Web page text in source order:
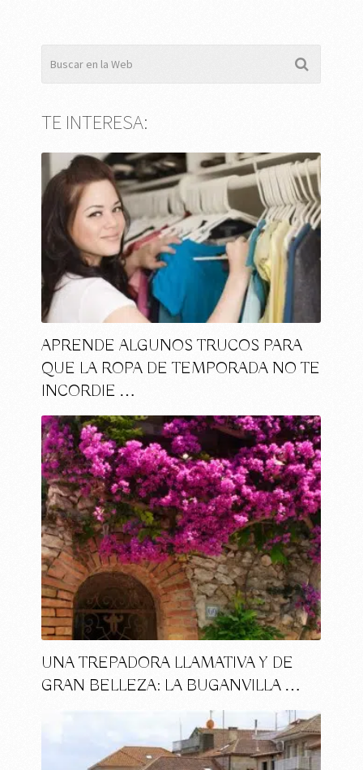
TE INTERESA:
APRENDE ALGUNOS TRUCOS PARA
QUE LA ROPA DE TEMPORADA NO TE
INCORDIE …
UNA TREPADORA LLAMATIVA Y DE
GRAN BELLEZA: LA BUGANVILLA …